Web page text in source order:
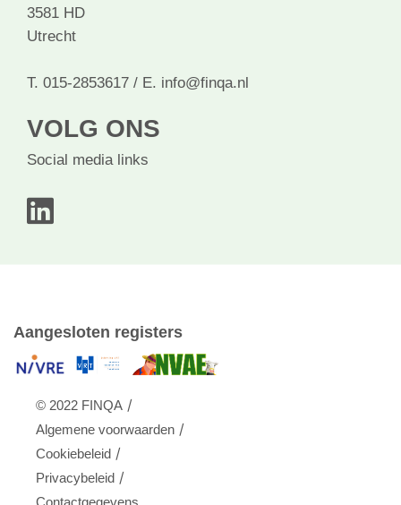
3581 HD
Utrecht
T. 015-2853617 / E. info@finqa.nl
VOLG ONS
Social media links
Aangesloten registers
© 2022 FINQA /
Algemene voorwaarden /
Cookiebeleid /
Privacybeleid /
Contactgegevens